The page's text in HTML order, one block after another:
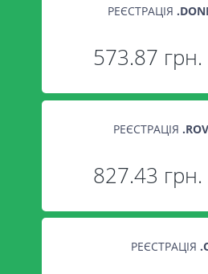
РЕЄСТРАЦІЯ .
573.87 грн.
РЕЄСТРАЦІЯ .
827.43 грн.
РЕЄСТРАЦІЯ .